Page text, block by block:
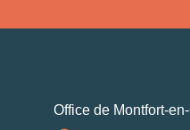
Office de Montfort-en-